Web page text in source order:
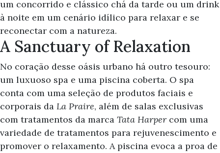
um concorrido e clássico chá da tarde ou um drink
à noite em um cenário idílico para relaxar e se
reconectar com a natureza.
A Sanctuary of Relaxation
No coração desse oásis urbano há outro tesouro:
um luxuoso spa e uma piscina coberta. O spa
conta com uma seleção de produtos faciais e
corporais da La Praire, além de salas exclusivas
com tratamentos da marca Tata Harper com uma
variedade de tratamentos para rejuvenescimento e
promover o relaxamento. A piscina evoca a proa de